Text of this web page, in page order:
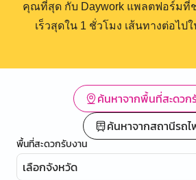
คุณที่สุด กับ Daywork แพลตฟอร์มที่
เร็วสุดใน 1 ชั่วโมง เส้นทางต่อไ
ค้นหาจากพื้นที่สะดวก
ค้นหาจากสถานีรถ
พื้นที่สะดวกรับงาน
เลือกจังหวัด